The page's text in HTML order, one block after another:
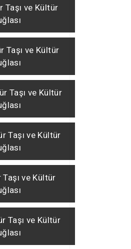
Taşı ve Kültür
Taşı ve Kültür
Taşı ve Kültür
Taşı ve Kültür
ve Kültür
Taşı ve Kültür